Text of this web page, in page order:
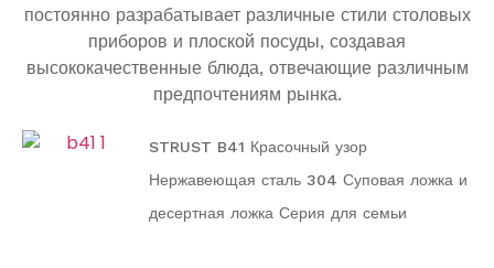
постоянно разрабатывает различные стили столовых
приборов и плоской посуды, создавая
высококачественные блюда, отвечающие различным
предпочтениям рынка.
STRUST B41 Красочный узор
Нержавеющая сталь 304 Суповая ложка и
десертная ложка Серия для семьи